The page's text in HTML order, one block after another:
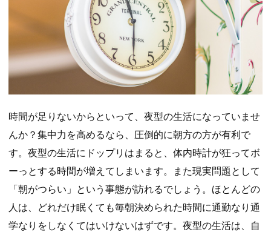
時間が足りないからといって、夜型の生活になっていませ
んか？集中力を高めるなら、圧倒的に朝方の方が有利で
す。夜型の生活にドップリはまると、体内時計が狂ってボ
ーっとする時間が増えてしまいます。また現実問題として
「朝がつらい」という事態が訪れるでしょう。ほとんどの
人は、どれだけ眠くても毎朝決められた時間に通勤なり通
学なりをしなくてはいけないはずです。夜型の生活は、自